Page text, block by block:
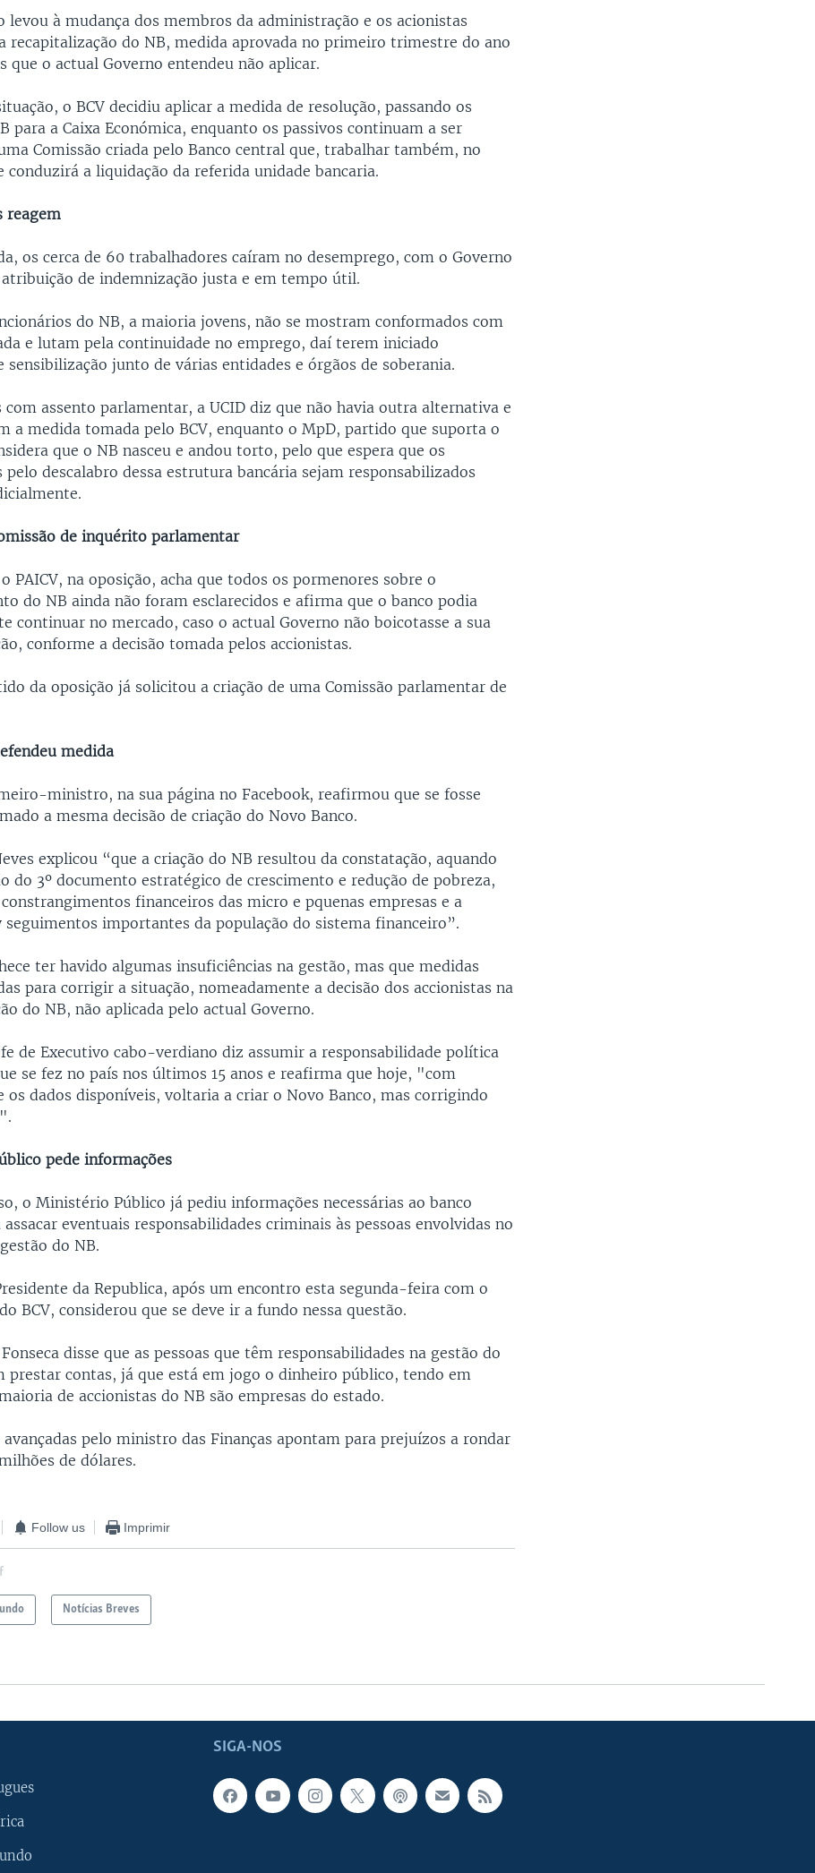
levou à mudança dos membros da administração e os acionistas
recapitalização do NB, medida aprovada no primeiro trimestre do ano
que o actual Governo entendeu não aplicar.
o BCV decidiu aplicar a medida de resolução, passando os
para a Caixa Económica, enquanto os passivos continuam a ser
Comissão criada pelo Banco central que, trabalhar também, no
conduzirá a liquidação da referida unidade bancaria.
reagem
os cerca de 60 trabalhadores caíram no desemprego, com o Governo
de indemnização justa e em tempo útil.
do NB, a maioria jovens, não se mostram conformados com
e lutam pela continuidade no emprego, daí terem iniciado
sensibilização junto de várias entidades e órgãos de soberania.
com assento parlamentar, a UCID diz que não havia outra alternativa e
a medida tomada pelo BCV, enquanto o MpD, partido que suporta o
que o NB nasceu e andou torto, pelo que espera que os
pelo descalabro dessa estrutura bancária sejam responsabilizados
de inquérito parlamentar
PAICV, na oposição, acha que todos os pormenores sobre o
do NB ainda não foram esclarecidos e afirma que o banco podia
continuar no mercado, caso o actual Governo não boicotasse a sua
conforme a decisão tomada pelos accionistas.
da oposição já solicitou a criação de uma Comissão parlamentar de
medida
ministro, na sua página no Facebook, reafirmou que se fosse
a mesma decisão de criação do Novo Banco.
explicou “que a criação do NB resultou da constatação, aquando
do 3º documento estratégico de crescimento e redução de pobreza,
financeiros das micro e pquenas empresas e a
seguimentos importantes da população do sistema financeiro”.
ter havido algumas insuficiências na gestão, mas que medidas
para corrigir a situação, nomeadamente a decisão dos accionistas na
do NB, não aplicada pelo actual Governo.
de Executivo cabo-verdiano diz assumir a responsabilidade política
se fez no país nos últimos 15 anos e reafirma que hoje, "com
os dados disponíveis, voltaria a criar o Novo Banco, mas corrigindo
pede informações
o Ministério Público já pediu informações necessárias ao banco
eventuais responsabilidades criminais às pessoas envolvidas no
do NB.
da Republica, após um encontro esta segunda-feira com o
BCV, considerou que se deve ir a fundo nessa questão.
disse que as pessoas que têm responsabilidades na gestão do
prestar contas, já que está em jogo o dinheiro público, tendo em
de accionistas do NB são empresas do estado.
pelo ministro das Finanças apontam para prejuízos a rondar
de dólares.
Follow us Imprimir
Notícias Breves
SIGA-NOS